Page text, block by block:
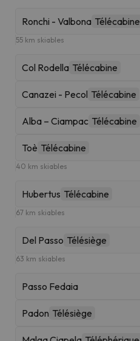
Ronchi - Valbona Télécabine
55 km skiables
Col Rodella Télécabine
Canazei - Pecol Télécabine
Alba – Ciampac Télécabine
Toè Télécabine
40 km skiables
Hubertus Télécabine
67 km skiables
Del Passo Télésiège
63 km skiables
Passo Fedaia
Padon Télésiège